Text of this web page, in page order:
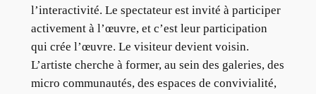
l’interactivité. Le spectateur est invité à participer
activement à l’œuvre, et c’est leur participation
qui crée l’œuvre. Le visiteur devient voisin.
L’artiste cherche à former, au sein des galeries, des
micro communautés, des espaces de convivialité,